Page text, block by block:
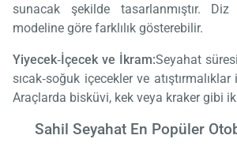
sunacak şekilde tasarlanmıştır.
modeline göre farklılık gösterebilir.
Yiyecek‑İçecek ve İkram:Seyahat
sıcak‑soğuk içecekler ve
Araçlarda bisküvi, kek veya kraker gibi
Sahil Seyahat En Popüler